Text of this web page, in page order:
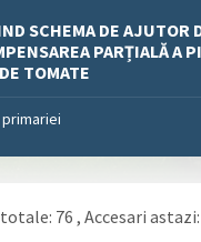
SCHEMA DE AJUTOR
PARȚIALĂ A
TOMATE
76, Accesari astazi: